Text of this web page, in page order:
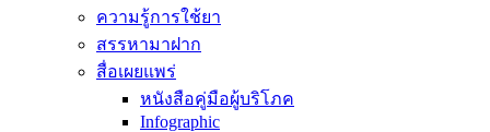
ความรู้การใช้ยา
สรรหามาฝาก
สื่อเผยแพร่
หนังสือคู่มือผู้บริโภค
Infographic